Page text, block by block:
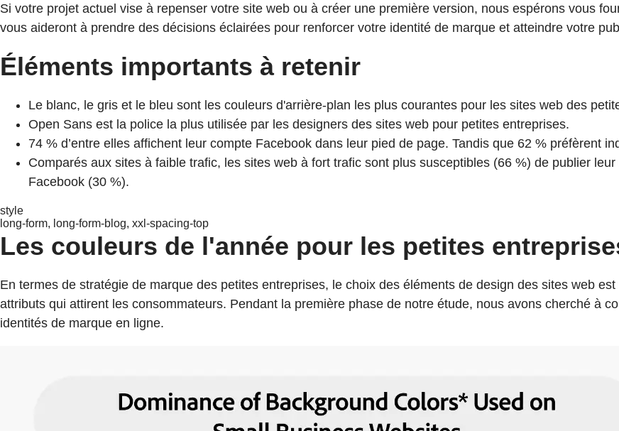
Si votre projet actuel vise à repenser votre site web ou à créer une première version, nous espérons vous
vous aideront à prendre des décisions éclairées pour renforcer votre identité de marque et atteindre votre
Éléments importants à retenir
Le blanc, le gris et le bleu sont les couleurs d'arrière-plan les plus courantes pour les sites web des
Open Sans est la police la plus utilisée par les designers des sites web pour petites entreprises.
74 % d’entre elles affichent leur compte Facebook dans leur pied de page. Tandis que 62 % préfèrent
Comparés aux sites à faible trafic, les sites web à fort trafic sont plus susceptibles (66 %) de publier
Facebook (30 %).
style
long-form, long-form-blog, xxl-spacing-top
Les couleurs de l'année pour les petites
En termes de stratégie de marque des petites entreprises, le choix des éléments de design des sites web
attributs qui attirent les consommateurs. Pendant la première phase de notre étude, nous avons cherché à
identités de marque en ligne.